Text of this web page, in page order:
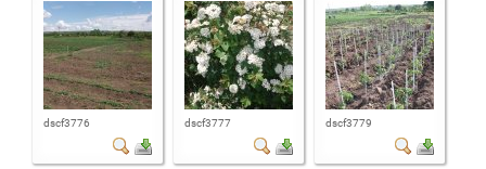
dscf3776 dscf3777 dscf3779